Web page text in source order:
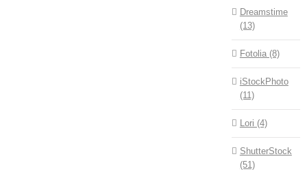
Dreamstime
(13)
Fotolia (8)
iStockPhoto
(11)
Lori (4)
ShutterStock
(51)